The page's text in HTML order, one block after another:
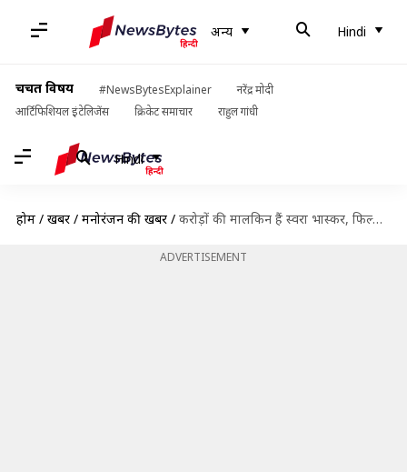
अन्य Hindi
चर्चित विषय #NewsBytesExplainer
नरेंद्र मोदी
आर्टिफिशियल इंटेलिजेंस
क्रिकेट समाचार राहुल गांधी
Hindi
होम / खबरें / मनोरंजन की खबरें / करोड़ों की मालकिन हैं स्वरा भास्कर, फिल्मों के अलावा कहां से होती है कमाई?
ADVERTISEMENT